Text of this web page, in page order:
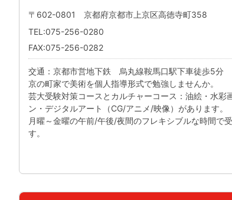
〒602-0801 京都府京都市上京区高徳寺町358
TEL:075-256-0280
FAX:075-256-0282
交通：京都市営地下鉄 烏丸線鞍馬口駅下車徒歩5分
京の町家で美術を個人指導形式で勉強しませんか。
芸大受験対策コースとカルチャーコース：油絵・水彩
ン・デジタルアート（CG/アニメ/映像）があります。
月曜～金曜の午前/午後/夜間のフレキシブルな時間で
す。